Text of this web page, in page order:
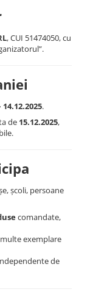
, CUI 51474050, cu
14.12.2025.
de 15.12.2025,
școli, persoane
comandate,
exemplare
de